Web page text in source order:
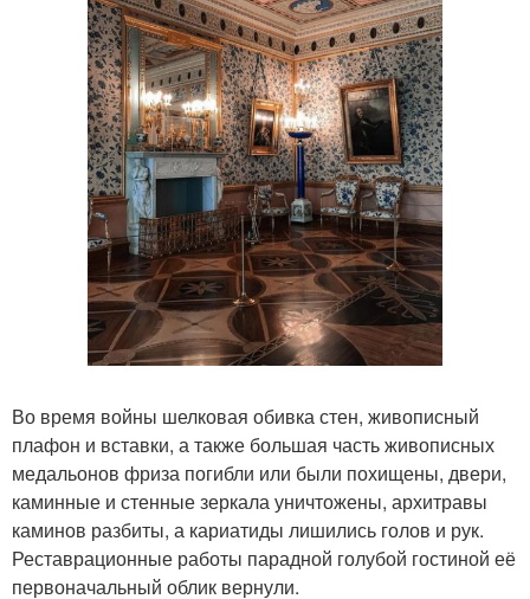
Во время войны шелковая обивка стен, живописный
плафон и вставки, а также большая часть живописных
медальонов фриза погибли или были похищены, двери,
каминные и стенные зеркала уничтожены, архитравы
каминов разбиты, а кариатиды лишились голов и рук.
Реставрационные работы парадной голубой гостиной её
первоначальный облик вернули.